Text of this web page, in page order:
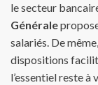
le secteur
Générale
salariés. De
dispositions
l’essentiel reste